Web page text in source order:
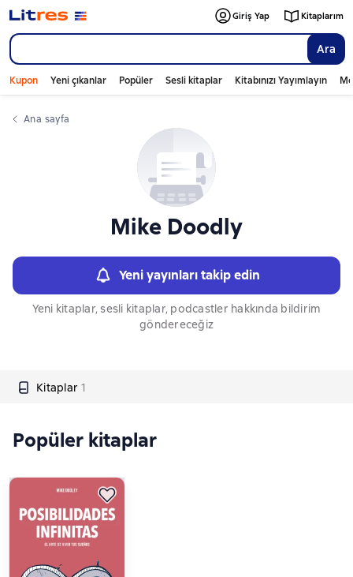
Ara
Giriş Yap Kitaplarım
Kupon Yeni çıkanlar Popüler Sesli kitaplar Kitabınızı Yayımlayın
Ana sayfa
Mike Doodly
Yeni yayınları takip edin
Yeni kitaplar, sesli kitaplar, podcastler hakkında bildirim
göndereceğiz
Kitaplar 1
Слайдер с книгами
Popüler kitaplar